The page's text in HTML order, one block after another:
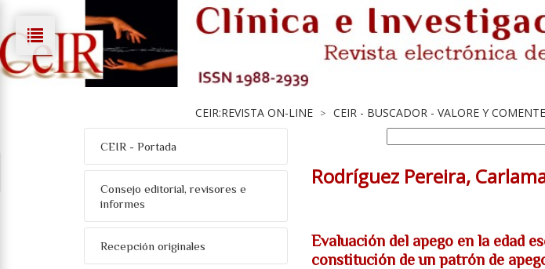
CEIR:REVISTA ON-LINE > CEIR - BUSCADOR - VALORE Y
CEIR - Portada
Consejo editorial, revisores e
informes
Recepción originales
Rodríguez Pereira,
Evaluación del apego en la edad
constitución de un patrón de